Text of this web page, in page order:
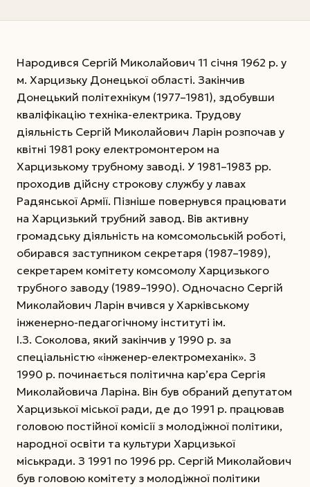
Народився Сергій Миколайович 11 січ­ня 1962 р. у
м. Харцизьку Донецької області. Закінчив
Донецький політехнікум (1977–1981), здобувши
кваліфікацію техніка-електрика. Трудову
діяльність Сергій Миколайович Ларін розпочав у
квітні 1981 року електромонтером на
Харцизькому трубному заводі. У 1981–1983 рр.
проходив дійсну строкову службу у лавах
Радянської Армії. Пізніше повернувся працювати
на Харцизький трубний завод. Вів активну
громадську діяльність на комсомольській роботі,
обирався заступником секретаря (1987–1989),
секретарем комітету комсомолу Харцизького
трубного заводу (1989–1990). Одночасно Сергій
Миколайович Ларін вчився у Харківському
інженерно-педагогічному інституті ім.
І.З. Соколова, який закінчив у 1990 р. за
спеціальністю «інженер-електромеханік». З
1990 р. починається політична кар’єра Сергія
Миколайовича Ларіна. Він був обраний депутатом
Харцизької міської ради, де до 1991 р. працював
головою постійної комісії з молодіжної політики,
народної освіти та культури Харцизької
міськради. З 1991 по 1996 рр. Сергій Миколайович
був головою комітету з молодіжної політики